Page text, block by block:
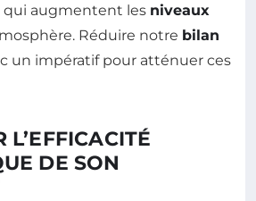
qui augmentent les niveaux
Réduire notre bilan
un impératif pour atténuer ces
L’EFFICACITÉ
DE SON